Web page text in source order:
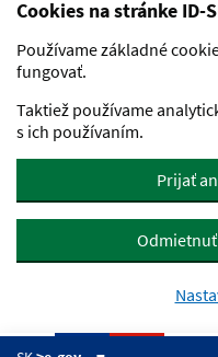
Preskočiť na
Cookies na stránke ID-
Používame základné
fungovať.
Taktiež používame
s ich používaním.
Prijať